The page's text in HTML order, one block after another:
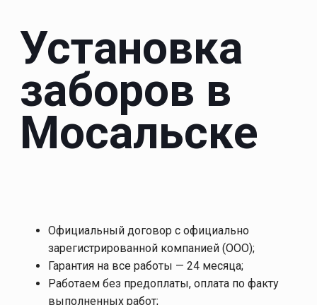
Установка
заборов в
Мосальске
Официальный договор с официально
зарегистрированной компанией (ООО);
Гарантия на все работы — 24 месяца;
Работаем без предоплаты, оплата по факту
выполненных работ;